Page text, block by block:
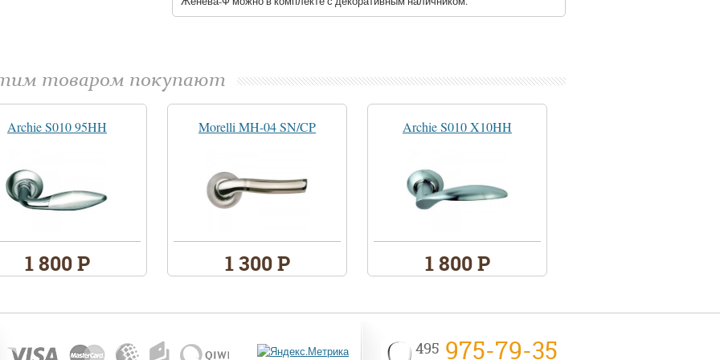
товаром покупают
Archie S010 95HH
1 800 Р
Morelli MH-04 SN/CP
1 300 Р
Archie S010 X10HH
1 800 Р
495 975-79-35